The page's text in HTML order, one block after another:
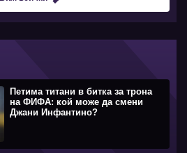
Петима титани в битка за трона
на ФИФА: кой може да смени
Джани Инфантино?